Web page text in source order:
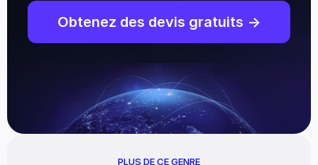
Obtenez des devis gratuits ->
PLUS DE CE GENRE